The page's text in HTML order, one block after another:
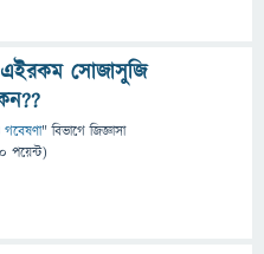
সোজাসুজি
গবেষণা" বিভাগে জিজ্ঞাসা
পয়েন্ট)